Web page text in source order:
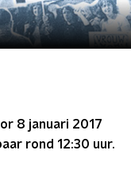
8 januari 2017
rond 12:30 uur.